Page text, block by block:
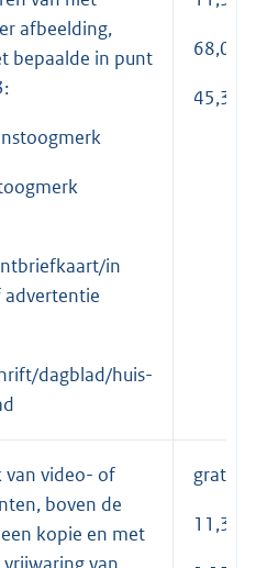
afbeelding,
bepaalde in punt
in
dagblad/huis-
68,00
45,30
van video- of
boven de
kopie en met
gratis
11,30